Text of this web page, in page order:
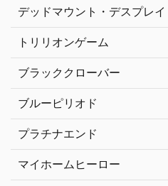
デッドマウント・デスプレイ
トリリオンゲーム
ブラッククローバー
ブルーピリオド
プラチナエンド
マイホームヒーロー